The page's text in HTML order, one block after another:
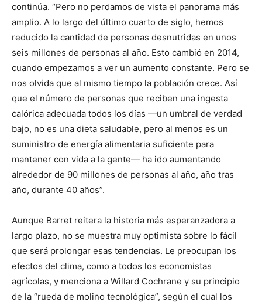
continúa. “Pero no perdamos de vista el panorama más
amplio. A lo largo del último cuarto de siglo, hemos
reducido la cantidad de personas desnutridas en unos
seis millones de personas al año. Esto cambió en 2014,
cuando empezamos a ver un aumento constante. Pero se
nos olvida que al mismo tiempo la población crece. Así
que el número de personas que reciben una ingesta
calórica adecuada todos los días —un umbral de verdad
bajo, no es una dieta saludable, pero al menos es un
suministro de energía alimentaria suficiente para
mantener con vida a la gente— ha ido aumentando
alrededor de 90 millones de personas al año, año tras
año, durante 40 años”.
Aunque Barret reitera la historia más esperanzadora a
largo plazo, no se muestra muy optimista sobre lo fácil
que será prolongar esas tendencias. Le preocupan los
efectos del clima, como a todos los economistas
agrícolas, y menciona a Willard Cochrane y su principio
de la “rueda de molino tecnológica”, según el cual los